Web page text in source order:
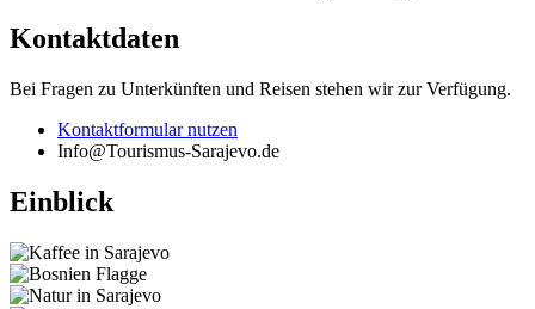
Kontaktdaten
Bei Fragen zu Unterkünften und Reisen stehen wir zur Verfügung.
Kontaktformular nutzen
Info@Tourismus-Sarajevo.de
Einblick